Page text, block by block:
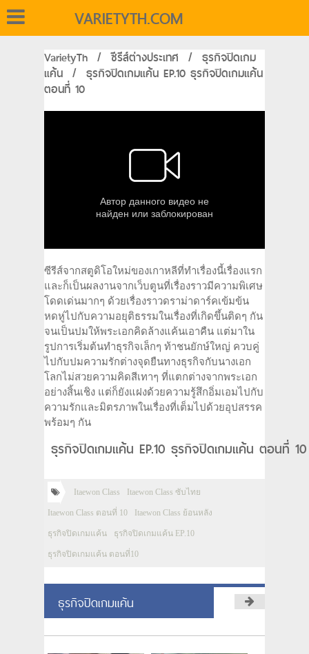
VARIETYTH.COM
VarietyTh / ซีรีส์ต่างประเทศ / ธุรกิจปิดเกม
แค้น / ธุรกิจปิดเกมแค้น EP.10 ธุรกิจปิดเกมแค้น
ตอนที่ 10
ซีรีส์จากสตูดิโอใหม่ของเกาหลีที่ทำเรื่องนี้เรื่องแรก
และก็เป็นผลงานจากเว็บตูนที่เรื่องราวมีความพิเศษ
โดดเด่นมากๆ ด้วยเรื่องราวดราม่าดาร์คเข้มข้น
หดหู่ไปกับความอยุติธรรมในเรื่องที่เกิดขึ้นติดๆ กัน
จนเป็นปมให้พระเอกคิดล้างแค้นเอาคืน แต่มาใน
รูปการเริ่มต้นทำธุรกิจเล็กๆ ท้าชนยักษ์ใหญ่ ควบคู่
ไปกับปมความรักต่างจุดยืนทางธุรกิจกับนางเอก
โลกไม่สวยความคิดสีเทาๆ ที่แตกต่างจากพระเอก
อย่างสิ้นเชิง แต่ก็ยังแฝงด้วยความรู้สึกอิ่มเอมไปกับ
ความรักและมิตรภาพในเรื่องที่เต็มไปด้วยอุปสรรค
พร้อมๆ กัน
ธุรกิจปิดเกมแค้น EP.10 ธุรกิจปิดเกมแค้น ตอนที่
Itaewon Class Itaewon Class ซับไทย
Itaewon Class ตอนที่ 10 Itaewon Class ย้อนหลัง
ธุรกิจปิดเกมแค้น ธุรกิจปิดเกมแค้น EP.10
ธุรกิจปิดเกมแค้น ตอนที่10
ธุรกิจปิดเกมแค้น